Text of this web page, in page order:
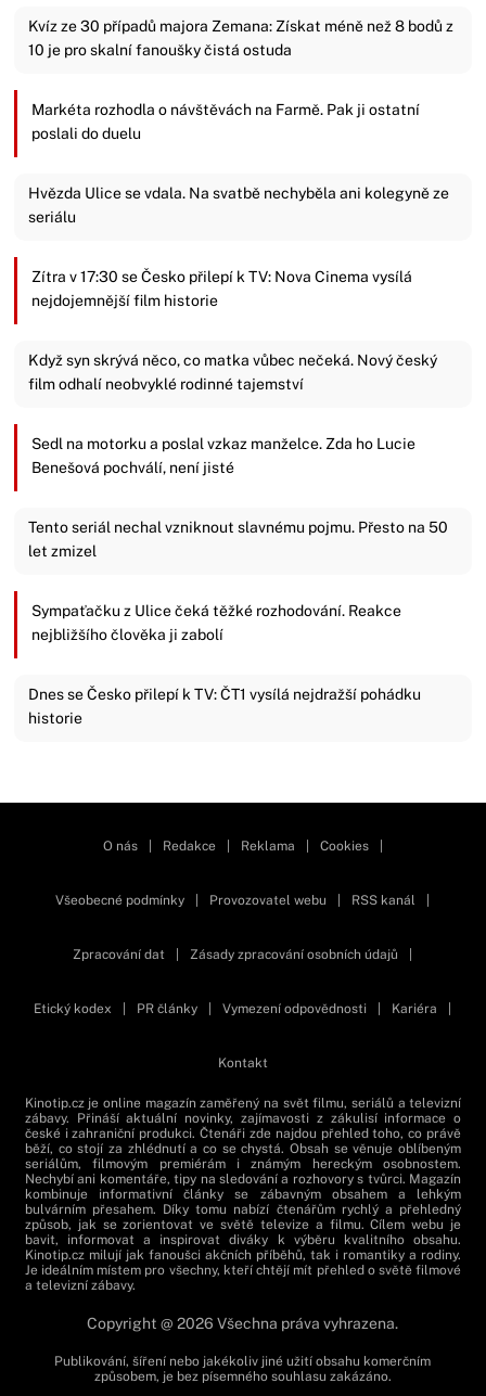
Kvíz ze 30 případů majora Zemana: Získat méně než 8 bodů z
10 je pro skalní fanoušky čistá ostuda
Markéta rozhodla o návštěvách na Farmě. Pak ji ostatní
poslali do duelu
Hvězda Ulice se vdala. Na svatbě nechyběla ani kolegyně ze
seriálu
Zítra v 17:30 se Česko přilepí k TV: Nova Cinema vysílá
nejdojemnější film historie
Když syn skrývá něco, co matka vůbec nečeká. Nový český
film odhalí neobvyklé rodinné tajemství
Sedl na motorku a poslal vzkaz manželce. Zda ho Lucie
Benešová pochválí, není jisté
Tento seriál nechal vzniknout slavnému pojmu. Přesto na 50
let zmizel
Sympaťačku z Ulice čeká těžké rozhodování. Reakce
nejbližšího člověka ji zabolí
Dnes se Česko přilepí k TV: ČT1 vysílá nejdražší pohádku
historie
O nás Redakce Reklama Cookies
Všeobecné podmínky Provozovatel webu RSS kanál
Zpracování dat Zásady zpracování osobních údajů
Etický kodex PR články Vymezení odpovědnosti Kariéra
Kontakt
Kinotip.cz je online magazín zaměřený na svět filmu, seriálů a televizní
zábavy. Přináší aktuální novinky, zajímavosti z zákulisí informace o
české i zahraniční produkci. Čtenáři zde najdou přehled toho, co právě
běží, co stojí za zhlédnutí a co se chystá. Obsah se věnuje oblíbeným
seriálům, filmovým premiérám i známým hereckým osobnostem.
Nechybí ani komentáře, tipy na sledování a rozhovory s tvůrci. Magazín
kombinuje informativní články se zábavným obsahem a lehkým
bulvárním přesahem. Díky tomu nabízí čtenářům rychlý a přehledný
způsob, jak se zorientovat ve světě televize a filmu. Cílem webu je
bavit, informovat a inspirovat diváky k výběru kvalitního obsahu.
Kinotip.cz milují jak fanoušci akčních příběhů, tak i romantiky a rodiny.
Je ideálním místem pro všechny, kteří chtějí mít přehled o světě filmové
a televizní zábavy.
Copyright @ 2026 Všechna práva vyhrazena.
Publikování, šíření nebo jakékoliv jiné užití obsahu komerčním
způsobem, je bez písemného souhlasu zakázáno.